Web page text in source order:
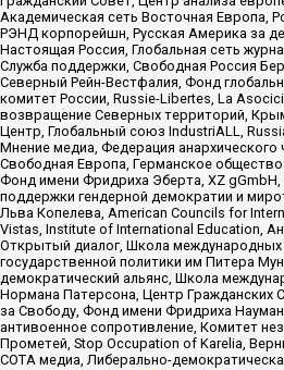
Академическая сеть Восточная Европа,
РЭНД корпорейшн, Русская Америка за
Настоящая Россия, Глобальная сеть
Служба поддержки, Свободная Россия
Северный Рейн-Вестфалия, Фонд
комитет России, Russie-Libertes, La
возвращение Северных территорий,
Центр, Глобальный союз IndustriALL,
Мнение медиа, Федерация анархического
Свободная Европа, Германское
Фонд имени Фридриха Эберта, XZ
поддержки гендерной демократии и
Льва Копелева, American Councils for
Vistas, Institute of International Education,
Открытый диалог, Школа международных
государственной политики им Питера
демократический альянс, Школа
Нормана Патерсона, Центр
за Свободу, Фонд имени Фридриха
антивоенное сопротивление, Комитет
Прометей, Stop Occupation of Karelia,
СОТА медиа, Либерально-